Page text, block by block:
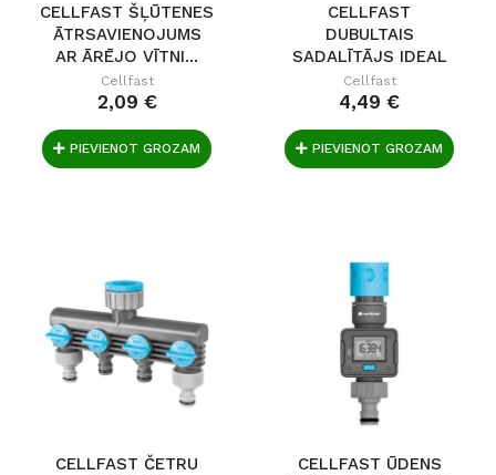
CELLFAST ŠĻŪTENES
ĀTRSAVIENOJUMS
AR ĀRĒJO VĪTNI...
Cellfast
2,09 €
PIEVIENOT GROZAM
CELLFAST
DUBULTAIS
SADALĪTĀJS IDEAL
G3/4" - G1"
Cellfast
4,49 €
PIEVIENOT GROZAM
CELLFAST ČETRU
CELLFAST ŪDENS